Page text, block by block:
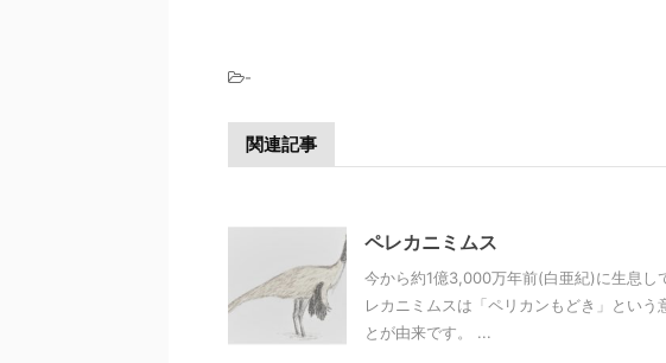
-
関連記事
ペレカニミムス
今から約1億3,000万年前(白亜紀)に生息
レカニミムスは「ペリカンもどき」とい
とが由来です。 ...